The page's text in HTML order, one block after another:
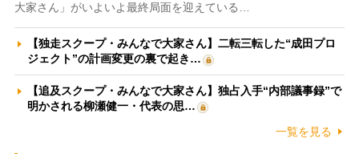
大家さん」がいよいよ最終局面を迎えている…
【独走スクープ・みんなで大家さん】二転三転した“成田プロ
ジェクト”の計画変更の裏で起き…
【追及スクープ・みんなで大家さん】独占入手“内部議事録”で
明かされる柳瀬健一・代表の思…
一覧を見る